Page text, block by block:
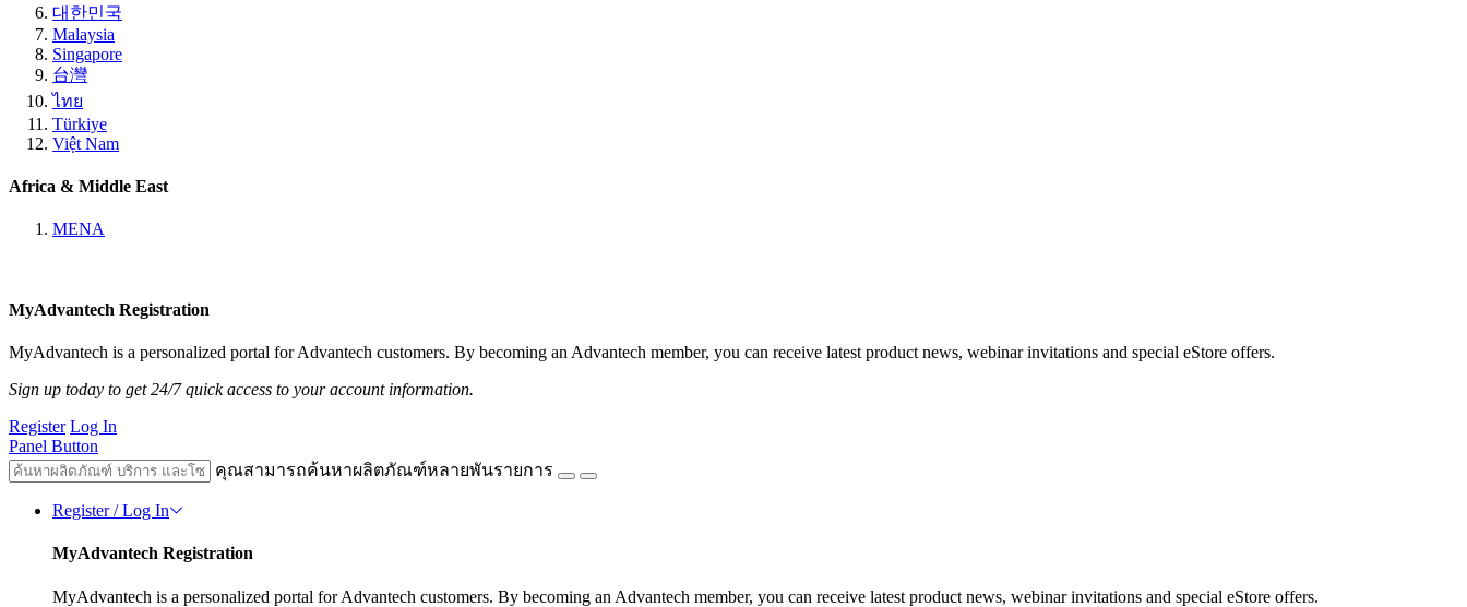
대한민국
Malaysia
Singapore
台灣
ไทย
Türkiye
Việt Nam
Africa & Middle East
MENA
MyAdvantech Registration
MyAdvantech is a personalized portal for Advantech customers. By becoming an Advantech member, you can receive latest product news, webinar invitations and special eStore offers.
Sign up today to get 24/7 quick access to your account information.
Register Log In
Panel Button
คุณสามารถค้นหาผลิตภัณฑ์หลายพันรายการ
Register / Log In
MyAdvantech Registration
MyAdvantech is a personalized portal for Advantech customers. By becoming an Advantech member, you can receive latest product news, webinar invitations and special eStore offers.